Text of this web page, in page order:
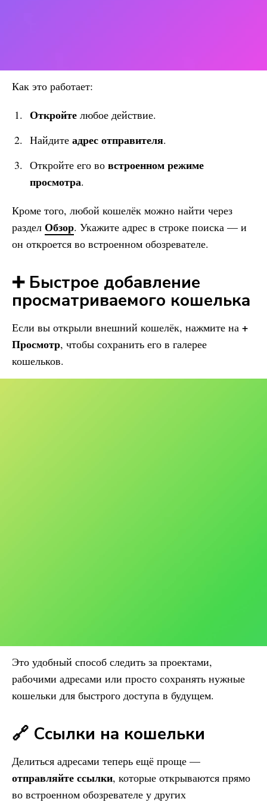
Как это работает:
Откройте любое действие.
Найдите адрес отправителя.
Откройте его во встроенном режиме
просмотра.
Кроме того, любой кошелёк можно найти через
раздел Обзор. Укажите адрес в строке поиска — и
он откроется во встроенном обозревателе.
➕ Быстрое добавление
просматриваемого кошелька
Если вы открыли внешний кошелёк, нажмите на +
Просмотр, чтобы сохранить его в галерее
кошельков.
Это удобный способ следить за проектами,
рабочими адресами или просто сохранять нужные
кошельки для быстрого доступа в будущем.
🔗 Ссылки на кошельки
Делиться адресами теперь ещё проще —
отправляйте ссылки, которые открываются прямо
во встроенном обозревателе у других